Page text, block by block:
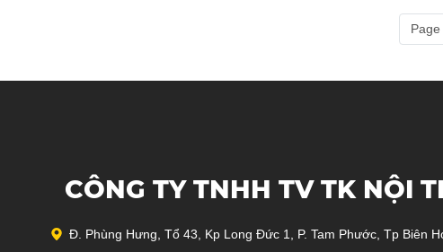
CÔNG TY TNHH TV TK NỘI
Đ. Phùng Hưng, Tổ 43, Kp Long Đức 1, P. Tam Phước, Tp Biên